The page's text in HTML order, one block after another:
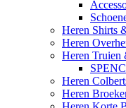
Heren Shirts
Heren
Heren Truien
Heren
Heren